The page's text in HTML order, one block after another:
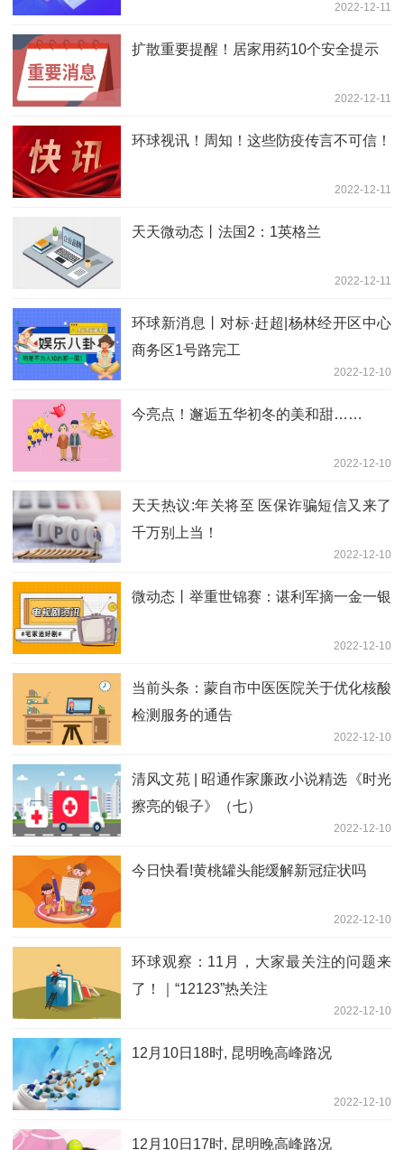
2022-12-11
扩散重要提醒！居家用药10个安全提示
2022-12-11
环球视讯！周知！这些防疫传言不可信！
2022-12-11
天天微动态丨法国2：1英格兰
2022-12-11
环球新消息丨对标·赶超|杨林经开区中心
商务区1号路完工
2022-12-10
今亮点！邂逅五华初冬的美和甜……
2022-12-10
天天热议:年关将至 医保诈骗短信又来了
千万别上当！
2022-12-10
微动态丨举重世锦赛：谌利军摘一金一银
2022-12-10
当前头条：蒙自市中医医院关于优化核酸
检测服务的通告
2022-12-10
清风文苑 | 昭通作家廉政小说精选《时光
擦亮的银子》（七）
2022-12-10
今日快看!黄桃罐头能缓解新冠症状吗
2022-12-10
环球观察：11月，大家最关注的问题来
了！｜“12123”热关注
2022-12-10
12月10日18时, 昆明晚高峰路况
2022-12-10
12月10日17时, 昆明晚高峰路况